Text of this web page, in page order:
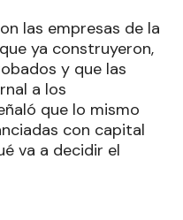
las empresas de la
ya construyeron,
y que las
a los
que lo mismo
con capital
va a decidir el